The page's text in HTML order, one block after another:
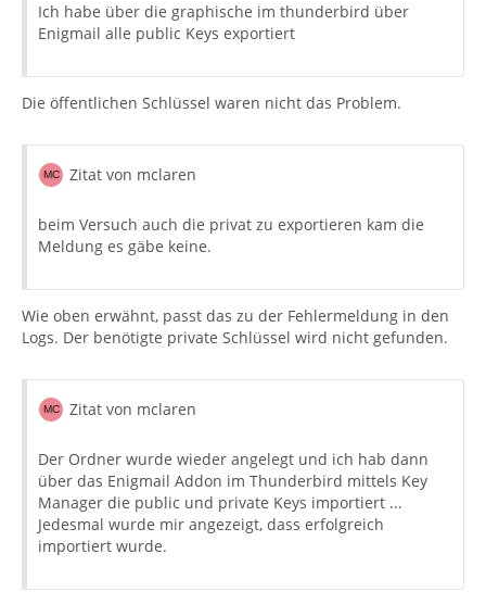
Ich habe über die graphische im thunderbird über
Enigmail alle public Keys exportiert
Die öffentlichen Schlüssel waren nicht das Problem.
Zitat von mclaren
beim Versuch auch die privat zu exportieren kam die
Meldung es gäbe keine.
Wie oben erwähnt, passt das zu der Fehlermeldung in den
Logs. Der benötigte private Schlüssel wird nicht gefunden.
Zitat von mclaren
Der Ordner wurde wieder angelegt und ich hab dann
über das Enigmail Addon im Thunderbird mittels Key
Manager die public und private Keys importiert ...
Jedesmal wurde mir angezeigt, dass erfolgreich
importiert wurde.